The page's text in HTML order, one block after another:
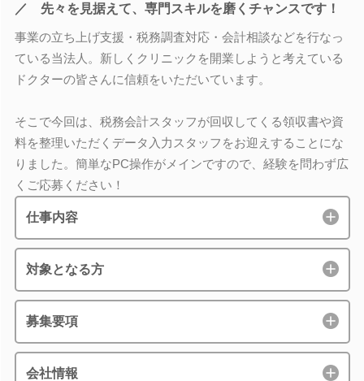
／ 先々を見据えて、専門スキルを磨くチャンスです！
事業の立ち上げ支援・税務調査対応・会計相談などを行なっ
ている当法人。新しくクリニックを開業しようと考えている
ドクターの皆さんに信頼をいただいています。
そこで今回は、税務会計スタッフが回収してくる領収書や資
料を整理いただくデータ入力スタッフをお迎えすることにな
りました。簡単なPC操作がメインですので、経験を問わず広
くご応募ください！
仕事内容
対象となる方
募集要項
会社情報